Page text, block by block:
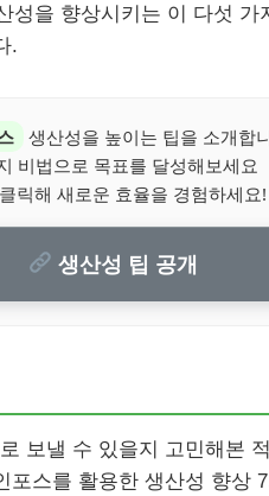
성을 향상시키는 이 다섯 가
.
생산성을 높이는 팁을 소개합
비법으로 목표를 달성해보세요
릭해 새로운 효율을 경험하세요!
생산성 팁 공개
보낼 수 있을지 고민해본
스를 활용한 생산성 향상